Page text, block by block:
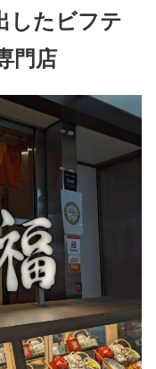
したビフテ
門店